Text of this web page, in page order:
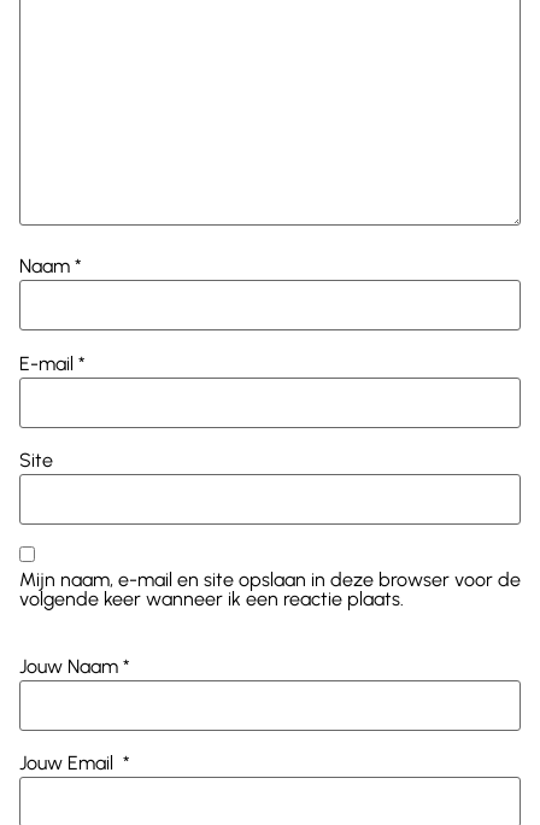
Naam *
E-mail *
Site
Mijn naam, e-mail en site opslaan in deze browser voor de
volgende keer wanneer ik een reactie plaats.
Jouw Naam *
Jouw Email *